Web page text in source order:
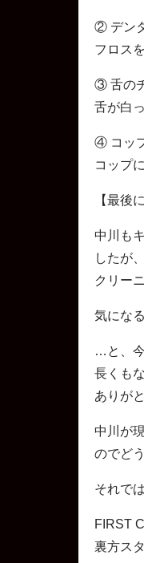
② デン
フロス
③ 舌の
舌が白
④ コッ
コップ
【最後に
中川も
したが、
クリー
気にな
…と、
長くも
ありが
中川が
のでど
それで
FIRST
裏方ス